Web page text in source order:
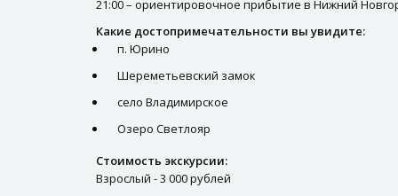
21:00 – ориентировочное прибытие в Нижний
Какие достопримечательности вы увидите:
п. Юрино
Шереметьевский замок
село Владимирское
Озеро Светлояр
Стоимость экскурсии:
Взрослый - 3 000 рублей